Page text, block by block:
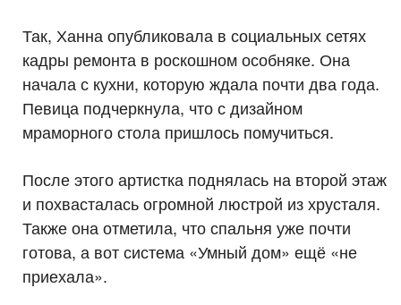
Так, Ханна опубликовала в социальных сетях
кадры ремонта в роскошном особняке. Она
начала с кухни, которую ждала почти два года.
Певица подчеркнула, что с дизайном
мраморного стола пришлось помучиться.
После этого артистка поднялась на второй этаж
и похвасталась огромной люстрой из хрусталя.
Также она отметила, что спальня уже почти
готова, а вот система «Умный дом» ещё «не
приехала».